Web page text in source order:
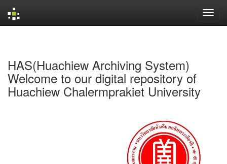
HAS(Huachiew Archiving System)
Welcome to our digital repository of
Huachiew Chalermprakiet University